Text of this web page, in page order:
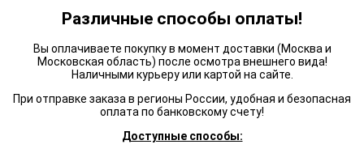
Различные способы оплаты!
Вы оплачиваете покупку в момент доставки (Москва и
Московская область) после осмотра внешнего вида!
Наличными курьеру или картой на сайте.
При отправке заказа в регионы России, удобная и безопасная
оплата по банковскому счету!
Доступные способы: